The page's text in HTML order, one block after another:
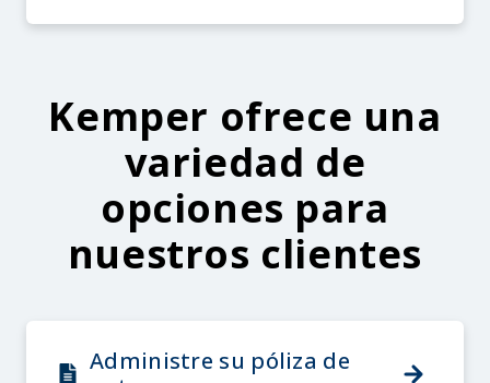
Kemper ofrece una
variedad de
opciones para
nuestros clientes
Administre su póliza de